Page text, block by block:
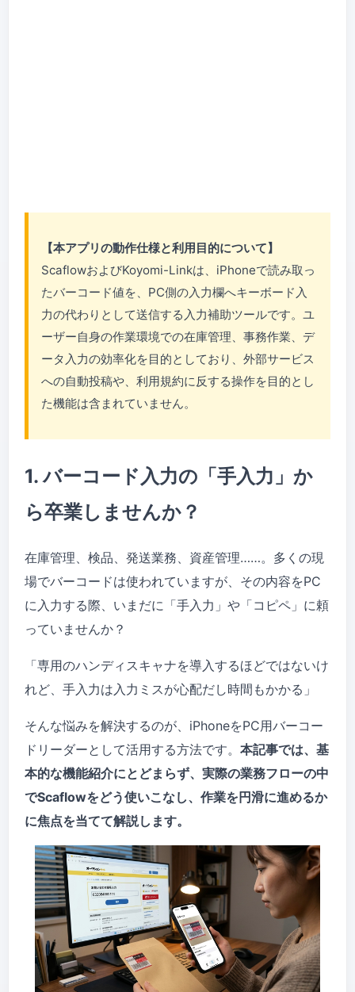
【本アプリの動作仕様と利用目的について】
ScaflowおよびKoyomi-Linkは、iPhoneで読み取っ
たバーコード値を、PC側の入力欄へキーボード入
力の代わりとして送信する入力補助ツールです。ユ
ーザー自身の作業環境での在庫管理、事務作業、デ
ータ入力の効率化を目的としており、外部サービス
への自動投稿や、利用規約に反する操作を目的とし
た機能は含まれていません。
1. バーコード入力の「手入力」か
ら卒業しませんか？
在庫管理、検品、発送業務、資産管理……。多くの現
場でバーコードは使われていますが、その内容をPC
に入力する際、いまだに「手入力」や「コピペ」に頼
っていませんか？
「専用のハンディスキャナを導入するほどではないけ
れど、手入力は入力ミスが心配だし時間もかかる」
そんな悩みを解決するのが、iPhoneをPC用バーコー
ドリーダーとして活用する方法です。 本記事では、基
本的な機能紹介にとどまらず、実際の業務フローの中
でScaflowをどう使いこなし、作業を円滑に進めるか
に焦点を当てて解説します。